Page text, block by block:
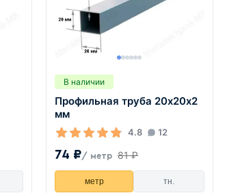
В наличии
Профильная труба 20х20х2
мм
4.8 12
74 ₽/ метр 81 ₽
метр тн.